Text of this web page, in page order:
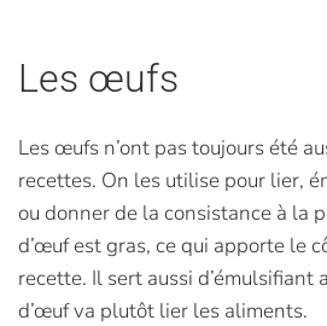
Les œufs
Les œufs n’ont pas toujours été
recettes. On les utilise pour lier,
ou donner de la consistance à la
d’œuf est gras, ce qui apporte le
recette. Il sert aussi d’émulsifiant
d’œuf va plutôt lier les aliments.